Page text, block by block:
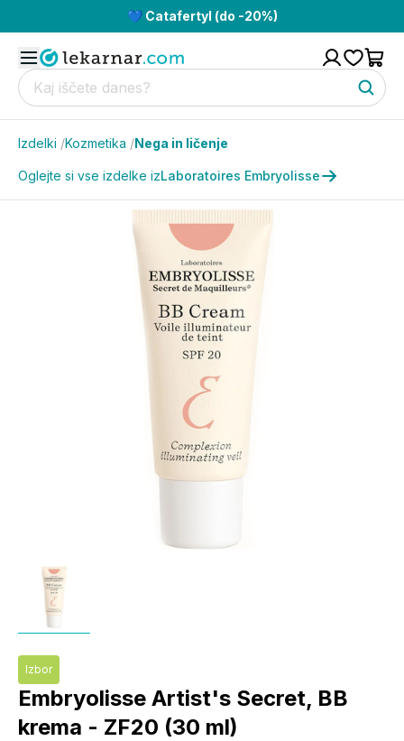
💙 Catafertyl (do -20%)
Izdelki /Kozmetika /Nega in ličenje
Oglejte si vse izdelke izLaboratoires Embryolisse
Izbor
Embryolisse Artist's Secret, BB
krema - ZF20 (30 ml)